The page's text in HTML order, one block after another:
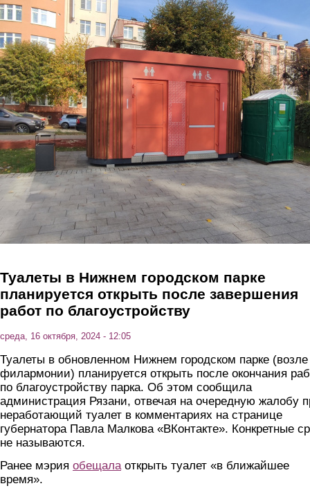
Перейти к основному содержанию
Туалеты в Нижнем городском парке
планируется открыть после завершения
работ по благоустройству
среда, 16 октября, 2024 - 12:05
Туалеты в обновленном Нижнем городском парке (возле
филармонии) планируется открыть после окончания
по благоустройству парка. Об этом сообщила
администрация Рязани, отвечая на очередную жалобу
неработающий туалет в комментариях на странице
губернатора Павла Малкова «ВКонтакте». Конкретные
не называются.
Ранее мэрия обещалаоткрыть туалет «в ближайшее
время».